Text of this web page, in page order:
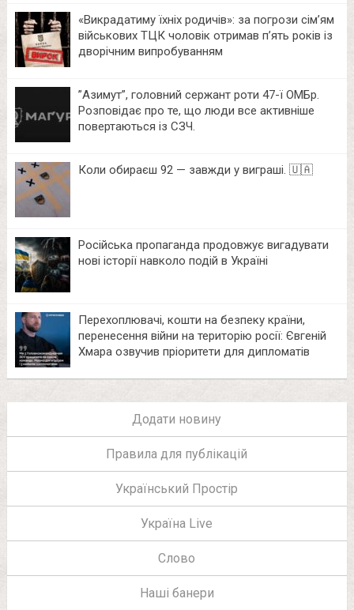
«Викрадатиму їхніх родичів»: за погрози сім’ям
військових ТЦК чоловік отримав п’ять років із
дворічним випробуванням
⁨”Азимут”, головний сержант роти 47-ї ОМБр.
Розповідає про те, що люди все активніше
повертаються із СЗЧ.
Коли обираєш 92 — завжди у виграші. 🇺🇦
Російська пропаганда продовжує вигадувати
нові історії навколо подій в Україні
Перехоплювачі, кошти на безпеку країни,
перенесення війни на територію росії: Євгеній
Хмара озвучив пріоритети для дипломатів
Додати новину
Правила для публікацій
Український Простір
Україна Live
Слово
Наші банери